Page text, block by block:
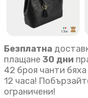
Безплатна
плащане 30 дни
42 броя чанти
12 часа!
ограничени!